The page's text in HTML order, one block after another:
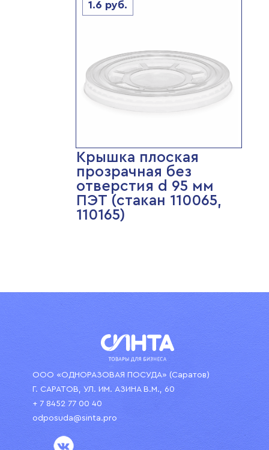
1.6 руб.
Крышка плоская
прозрачная без
отверстия d 95 мм
ПЭТ (стакан 110065,
110165)
ООО «ОДНОРАЗОВАЯ ПОСУДА» (Саратов)
Г. САРАТОВ, УЛ. ИМ. АЗИНА В.М., 60
+ 7 8452 77 00 40
odposuda@sinta.pro